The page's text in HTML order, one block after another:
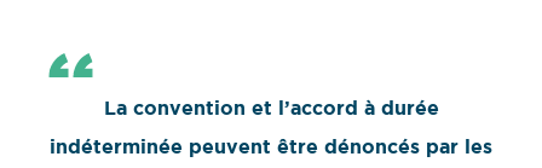
La convention et l’accord à durée
indéterminée peuvent être dénoncés par les